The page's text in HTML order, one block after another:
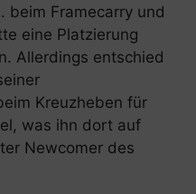
beim Framecarry und
eine Platzierung
Allerdings entschied
Kreuzheben für
was ihn dort auf
Newcomer des